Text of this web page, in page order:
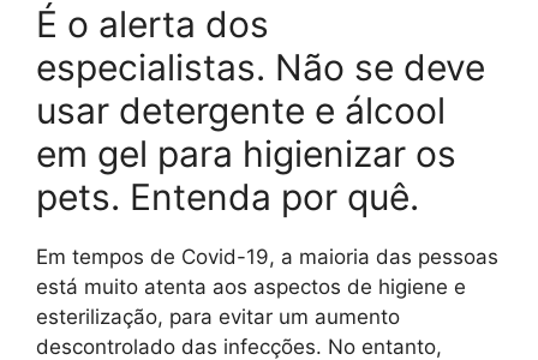
É o alerta dos
especialistas. Não se deve
usar detergente e álcool
em gel para higienizar os
pets. Entenda por quê.
Em tempos de Covid-19, a maioria das pessoas
está muito atenta aos aspectos de higiene e
esterilização, para evitar um aumento
descontrolado das infecções. No entanto,